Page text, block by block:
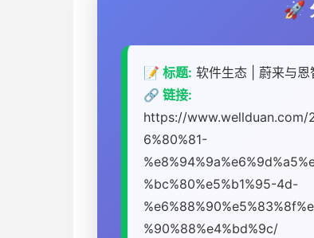
🚀
📝 标题: 软件生态 | 蔚来与
🔗 链接:
https://www.wellduan.com/
6%80%81-
%bc%80%e5%b1%95-4d-
%90%88%e4%bd%9c/